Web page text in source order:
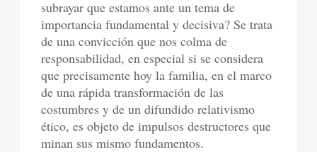
subrayar que estamos ante un tema de
importancia fundamental y decisiva? Se trata
de una convicción que nos colma de
responsabilidad, en especial si se considera
que precisamente hoy la familia, en el marco
de una rápida transformación de las
costumbres y de un difundido relativismo
ético, es objeto de impulsos destructores que
minan sus mismo fundamentos.